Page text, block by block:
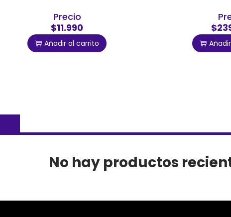
Precio
$11.990
Añadir al carrito
No hay productos